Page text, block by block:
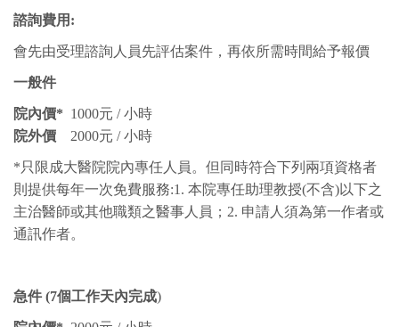
諮詢費用:
會先由受理諮詢人員先評估案件，再依所需時間給予報價
一般件
院內價* 1000元 / 小時
院外價 2000元 / 小時
*只限成大醫院院內專任人員。但同時符合下列兩項資格者
則提供每年一次免費服務:1. 本院專任助理教授(不含)以下之
主治醫師或其他職類之醫事人員；2. 申請人須為第一作者或
通訊作者。
急件 (7個工作天內完成)